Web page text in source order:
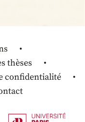
thèses
confidentialité